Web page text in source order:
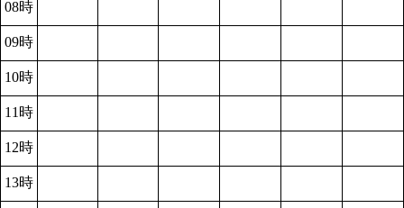
08時
09時
10時
11時
12時
13時